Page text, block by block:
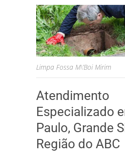
Limpa Fossa M\’Boi Mirim
Atendimento
Especializado
Paulo, Grande
Região do ABC